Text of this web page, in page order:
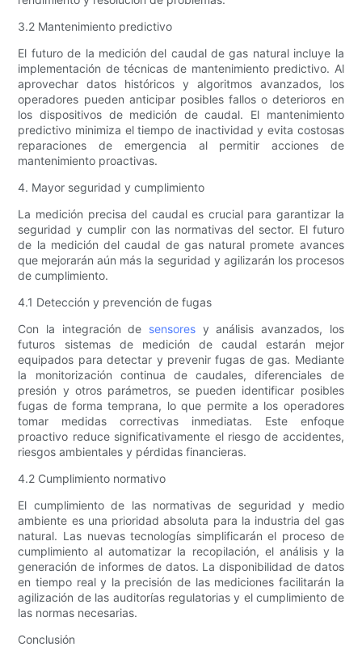
3.2 Mantenimiento predictivo
El futuro de la medición del caudal de gas natural incluye la
implementación de técnicas de mantenimiento predictivo. Al
aprovechar datos históricos y algoritmos avanzados, los
operadores pueden anticipar posibles fallos o deterioros en
los dispositivos de medición de caudal. El mantenimiento
predictivo minimiza el tiempo de inactividad y evita costosas
reparaciones de emergencia al permitir acciones de
mantenimiento proactivas.
4. Mayor seguridad y cumplimiento
La medición precisa del caudal es crucial para garantizar la
seguridad y cumplir con las normativas del sector. El futuro
de la medición del caudal de gas natural promete avances
que mejorarán aún más la seguridad y agilizarán los procesos
de cumplimiento.
4.1 Detección y prevención de fugas
Con la integración de sensores y análisis avanzados, los
futuros sistemas de medición de caudal estarán mejor
equipados para detectar y prevenir fugas de gas. Mediante
la monitorización continua de caudales, diferenciales de
presión y otros parámetros, se pueden identificar posibles
fugas de forma temprana, lo que permite a los operadores
tomar medidas correctivas inmediatas. Este enfoque
proactivo reduce significativamente el riesgo de accidentes,
riesgos ambientales y pérdidas financieras.
4.2 Cumplimiento normativo
El cumplimiento de las normativas de seguridad y medio
ambiente es una prioridad absoluta para la industria del gas
natural. Las nuevas tecnologías simplificarán el proceso de
cumplimiento al automatizar la recopilación, el análisis y la
generación de informes de datos. La disponibilidad de datos
en tiempo real y la precisión de las mediciones facilitarán la
agilización de las auditorías regulatorias y el cumplimiento de
las normas necesarias.
Conclusión